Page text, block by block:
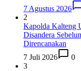
7 Agustus 2026
2
Kapolda Kalteng
Disandera
Direncanakan
7 Juli 2026
0
3